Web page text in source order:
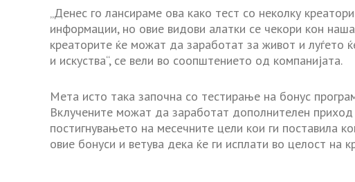
„Денес го лансираме ова како тест со неколку
информации, но овие видови алатки се чекори кон
креаторите ќе можат да заработат за живот и луѓето
и искуства“, се вели во соопштението од компанијата.
Мета исто така започна со тестирање на бонус
Вклучените можат да заработат дополнителен
постигнувањето на месечните цели кои ги поставила
овие бонуси и ветува дека ќе ги исплати во целост на